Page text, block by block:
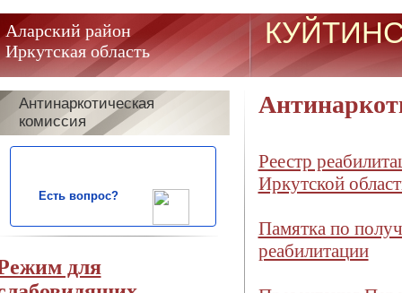
Аларский район
Иркутская область
Антинаркотическая
комиссия
Есть вопрос?
для
Реестр
Иркутской
Памятка по
реабилитации